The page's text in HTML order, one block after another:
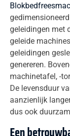
geleidingen met
geleide
geleidingen
genereren.
machinetafel, -
De levensduur
aanzienlijk
dus ook